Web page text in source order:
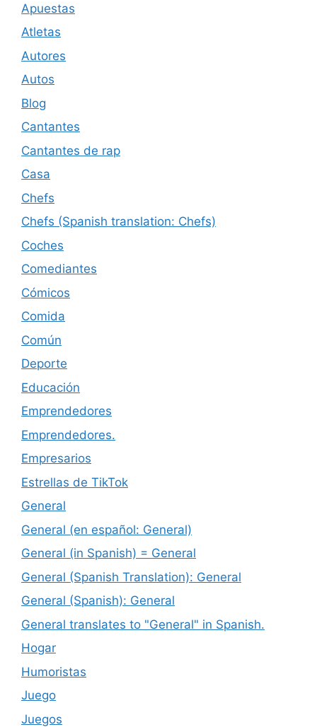
Apuestas
Atletas
Autores
Autos
Blog
Cantantes
Cantantes de rap
Casa
Chefs
Chefs (Spanish translation: Chefs)
Coches
Comediantes
Cómicos
Comida
Común
Deporte
Educación
Emprendedores
Emprendedores.
Empresarios
Estrellas de TikTok
General
General (en español: General)
General (in Spanish) = General
General (Spanish Translation): General
General (Spanish): General
General translates to "General" in Spanish.
Hogar
Humoristas
Juego
Juegos